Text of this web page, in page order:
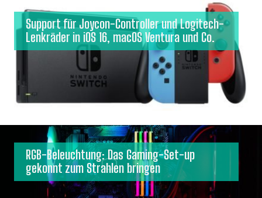
Support für Joycon-Controller und Logitech-
Lenkräder in iOS 16, macOS Ventura und Co.
RGB-Beleuchtung: Das Gaming-Set-up
gekonnt zum Strahlen bringen